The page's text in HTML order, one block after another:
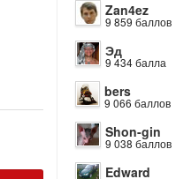
Zan4ez
9 859 баллов
Эд
9 434 балла
bers
9 066 баллов
Shon-gin
9 038 баллов
Edward